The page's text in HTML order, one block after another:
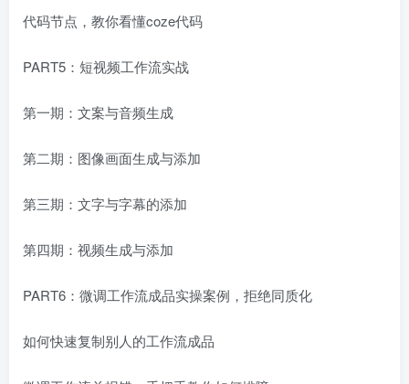
代码节点，教你看懂coze代码
PART5：短视频工作流实战
第一期：文案与音频生成
第二期：图像画面生成与添加
第三期：文字与字幕的添加
第四期：视频生成与添加
PART6：微调工作流成品实操案例，拒绝同质化
如何快速复制别人的工作流成品